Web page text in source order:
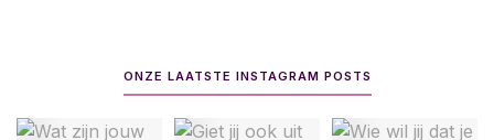
ONZE LAATSTE INSTAGRAM POSTS